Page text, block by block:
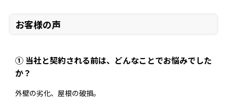
お客様の声
① 当社と契約される前は、どんなことでお悩みでした
か？
外壁の劣化、屋根の破損。